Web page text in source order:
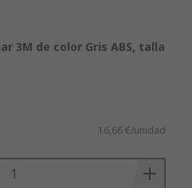
3M de color Gris ABS, talla
16,66 €/unidad